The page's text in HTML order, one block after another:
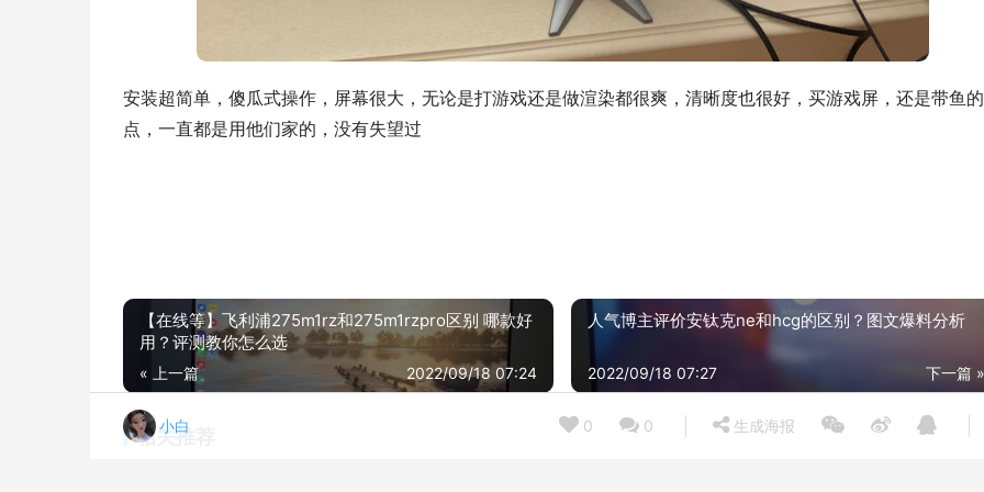
安装超简单，傻瓜式操作，屏幕很大，无论是打游戏还是做渲染都很爽，清晰度也很好，买游戏屏，还是带鱼
点，一直都是用他们家的，没有失望过
小白 0 0 生成海报
【在线等】飞利浦275m1rz和275m1rzpro区别 哪款好
用？评测教你怎么选
« 上一篇 2022/09/18 07:24
人气博主评价安钛克ne和hcg的区别？图文爆料分析
下一篇 »
2022/09/18 07:27
相关推荐